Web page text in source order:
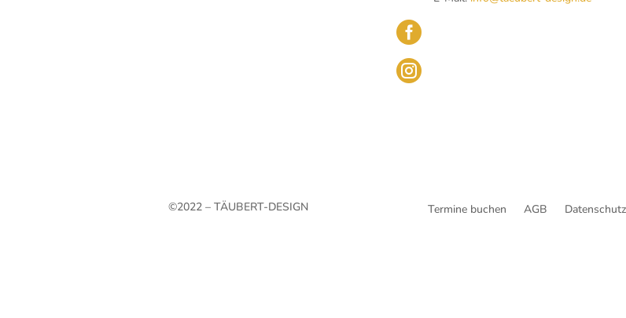


©2022 – TÄUBERT-DESIGN Termine buchen AGB